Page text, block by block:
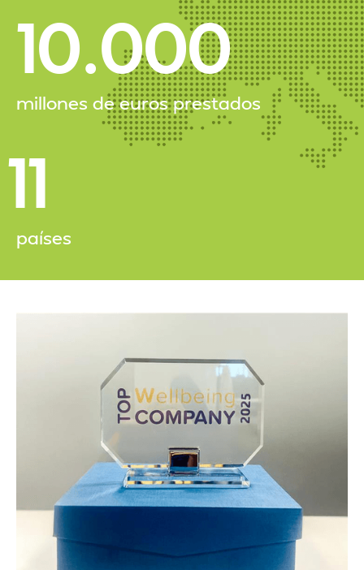
10.000
millones de euros prestados
11
países